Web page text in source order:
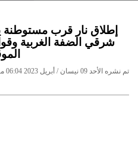
إطلاق نار قرب مستوطنة
شرقي الضفة الغربية
تم نشره الأحد 09 نيسان / أبريل 2023 06:04 مساءً